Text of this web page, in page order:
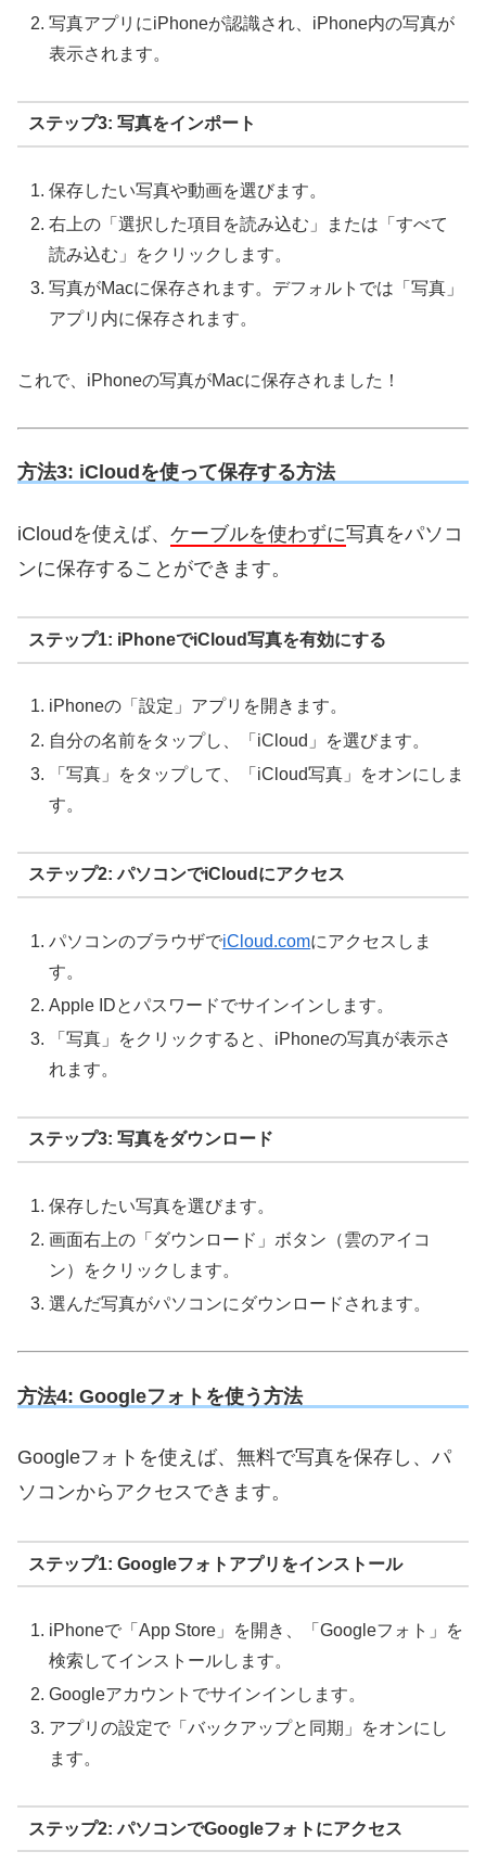
写真アプリにiPhoneが認識され、iPhone内の写真が
表示されます。
ステップ3: 写真をインポート
保存したい写真や動画を選びます。
右上の「選択した項目を読み込む」または「すべて
読み込む」をクリックします。
写真がMacに保存されます。デフォルトでは「写真」
アプリ内に保存されます。
これで、iPhoneの写真がMacに保存されました！
方法3: iCloudを使って保存する方法
iCloudを使えば、 ケーブルを使わずに写真をパソコ
ンに保存することができます。
ステップ1: iPhoneでiCloud写真を有効にする
iPhoneの「設定」アプリを開きます。
自分の名前をタップし、「iCloud」を選びます。
「写真」をタップして、「iCloud写真」をオンにしま
す。
ステップ2: パソコンでiCloudにアクセス
パソコンのブラウザでiCloud.comにアクセスしま
す。
Apple IDとパスワードでサインインします。
「写真」をクリックすると、iPhoneの写真が表示さ
れます。
ステップ3: 写真をダウンロード
保存したい写真を選びます。
画面右上の「ダウンロード」ボタン（雲のアイコ
ン）をクリックします。
選んだ写真がパソコンにダウンロードされます。
方法4: Googleフォトを使う方法
Googleフォトを使えば、無料で写真を保存し、パ
ソコンからアクセスできます。
ステップ1: Googleフォトアプリをインストール
iPhoneで「App Store」を開き、「Googleフォト」を
検索してインストールします。
Googleアカウントでサインインします。
アプリの設定で「バックアップと同期」をオンにし
ます。
ステップ2: パソコンでGoogleフォトにアクセス